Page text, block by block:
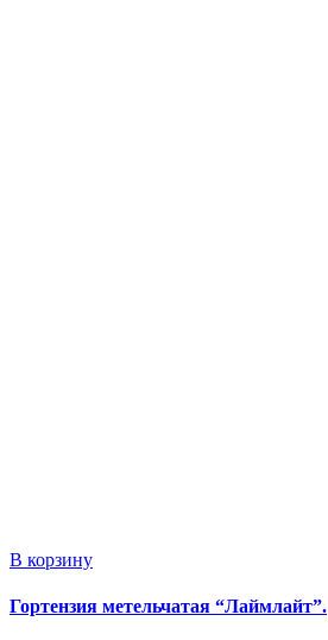
В корзину
Гортензия метельчатая “Лаймлайт”.